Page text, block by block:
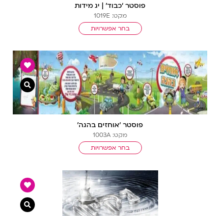
פוסטר ‘כבוד’ | יג מידות
מקט: 1019E
בחר אפשרויות
פוסטר ‘אוחזים בהגה’
מקט: 1003A
בחר אפשרויות
צפייה
צפייה